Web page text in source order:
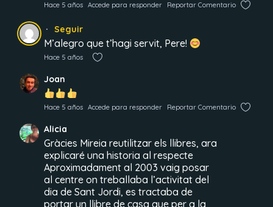
Hace 5 años Accede para responder Reportar Comentario
Seguir
M’alegro que t’hagi servit, Pere!
Hace 5 años
Joan
Hace 5 años Accede para responder Reportar Comentario
Alicia
Gràcies Mireia reutilitzar els llibres, ara
explicaré una historia al respecte
Aproximadament al 2003 vaig posar
al centre on treballaba l’activitat del
dia de Sant Jordi, es tractaba de
portar un llibre de casa que per a la